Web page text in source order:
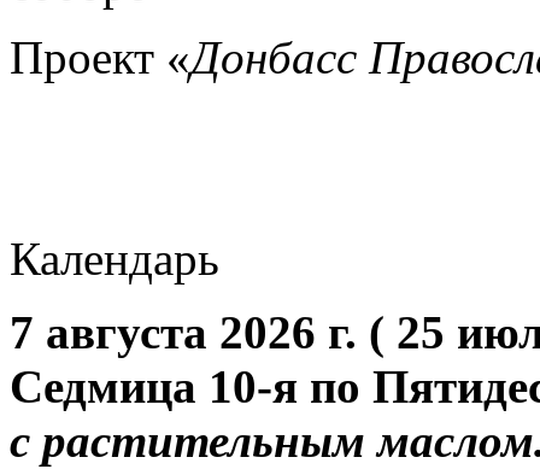
Проект «Донбасс
Календарь
7 августа 2026 г. ( 25
Седмица 10-я по
с растительным